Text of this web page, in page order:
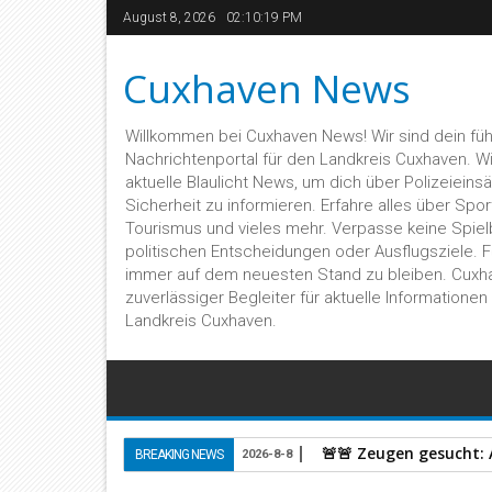
August 8, 2026 02:10:20 PM
Cuxhaven News
Willkommen bei Cuxhaven News! Wir sind dein
Nachrichtenportal für den Landkreis Cuxhaven.
aktuelle Blaulicht News, um dich über
Sicherheit zu informieren. Erfahre alles über
Tourismus und vieles mehr. Verpasse keine
politischen Entscheidungen oder Ausflugsziele.
immer auf dem neuesten Stand zu bleiben.
zuverlässiger Begleiter für aktuelle Informationen
Landkreis Cuxhaven.
BREAKING NEWS 🚨🚨 Zeugen
2026-8-8